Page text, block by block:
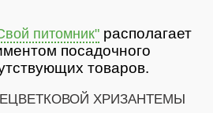
питомник" располагает
посадочного
товаров.
ХРИЗАНТЕМЫ